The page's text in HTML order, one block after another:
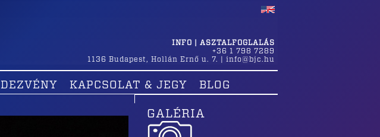
INFO | ASZTALFOGLALÁS
+36 1 798 7289
1136 Budapest , Hollán Ernő u. 7. info@bjc.hu
KAPCSOLAT & JEGY BLOG
GALÉRIA